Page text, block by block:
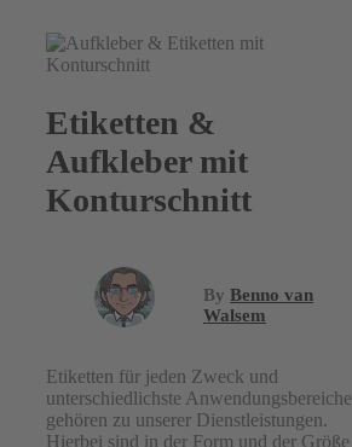
Etiketten &
Aufkleber mit
Konturschnitt
By Benno van
Walsem
Etiketten für jeden Zweck und
unterschiedlichste Anwendungsbereiche
gehören zu unserer Dienstleistungen.
Hierbei sind in der Form und der Größe